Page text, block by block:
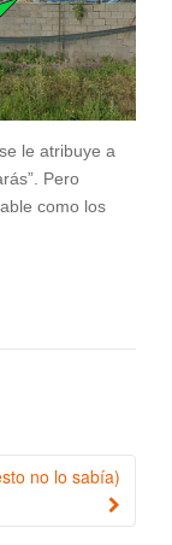
le atribuye a
Pero
como los
no lo sabía)